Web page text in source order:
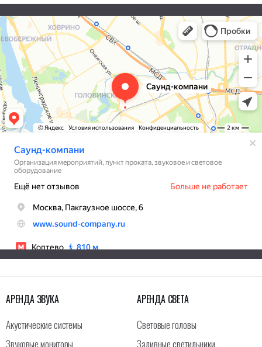
АРЕНДА ЗВУКА
Акустические системы
Звуковые мониторы
АРЕНДА СВЕТА
Световые головы
Заливные светильники